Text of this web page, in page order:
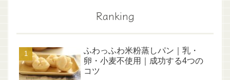
Ranking
ふわっふわ米粉蒸しパン｜乳・
卵・小麦不使用｜成功する4つの
コツ